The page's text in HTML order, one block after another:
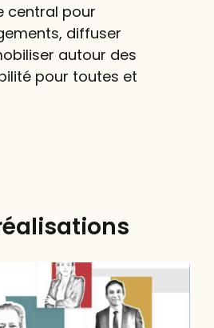
central pour
diffuser
autour des
pour toutes et